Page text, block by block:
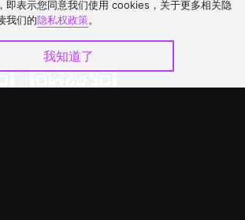
即表示您同意我们使用 cookies，关于更多相关隐
我们的隐私权政策。
我知道了